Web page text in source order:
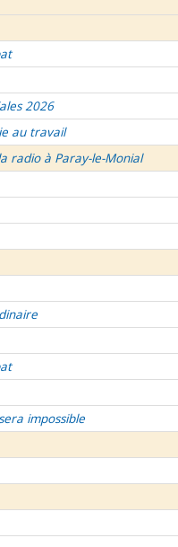
2026
au travail
radio à Paray-le-Monial
impossible